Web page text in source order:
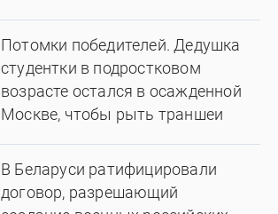
Потомки победителей. Дедушка
студентки в подростковом
возрасте остался в осажденной
Москве, чтобы рыть траншеи
В Беларуси ратифицировали
договор, разрешающий